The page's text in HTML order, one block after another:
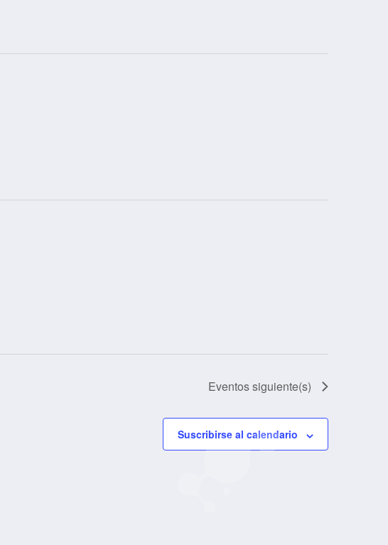
Eventossiguiente(s)
Suscribirse al calendario